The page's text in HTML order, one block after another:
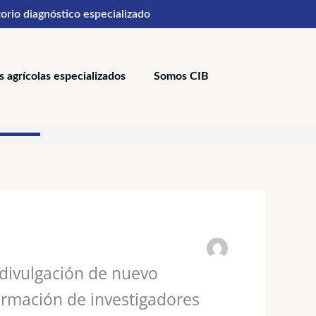
diagnóstico especializado
agrícolas especializados Somos CIB
de nuevo
de investigadores